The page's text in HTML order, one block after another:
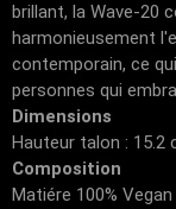
brillant, la Wave-20
harmonieusement
contemporain, ce
personnes qui
Dimensions
Hauteur talon : 15.2
Composition
Matiére 100% Vegan